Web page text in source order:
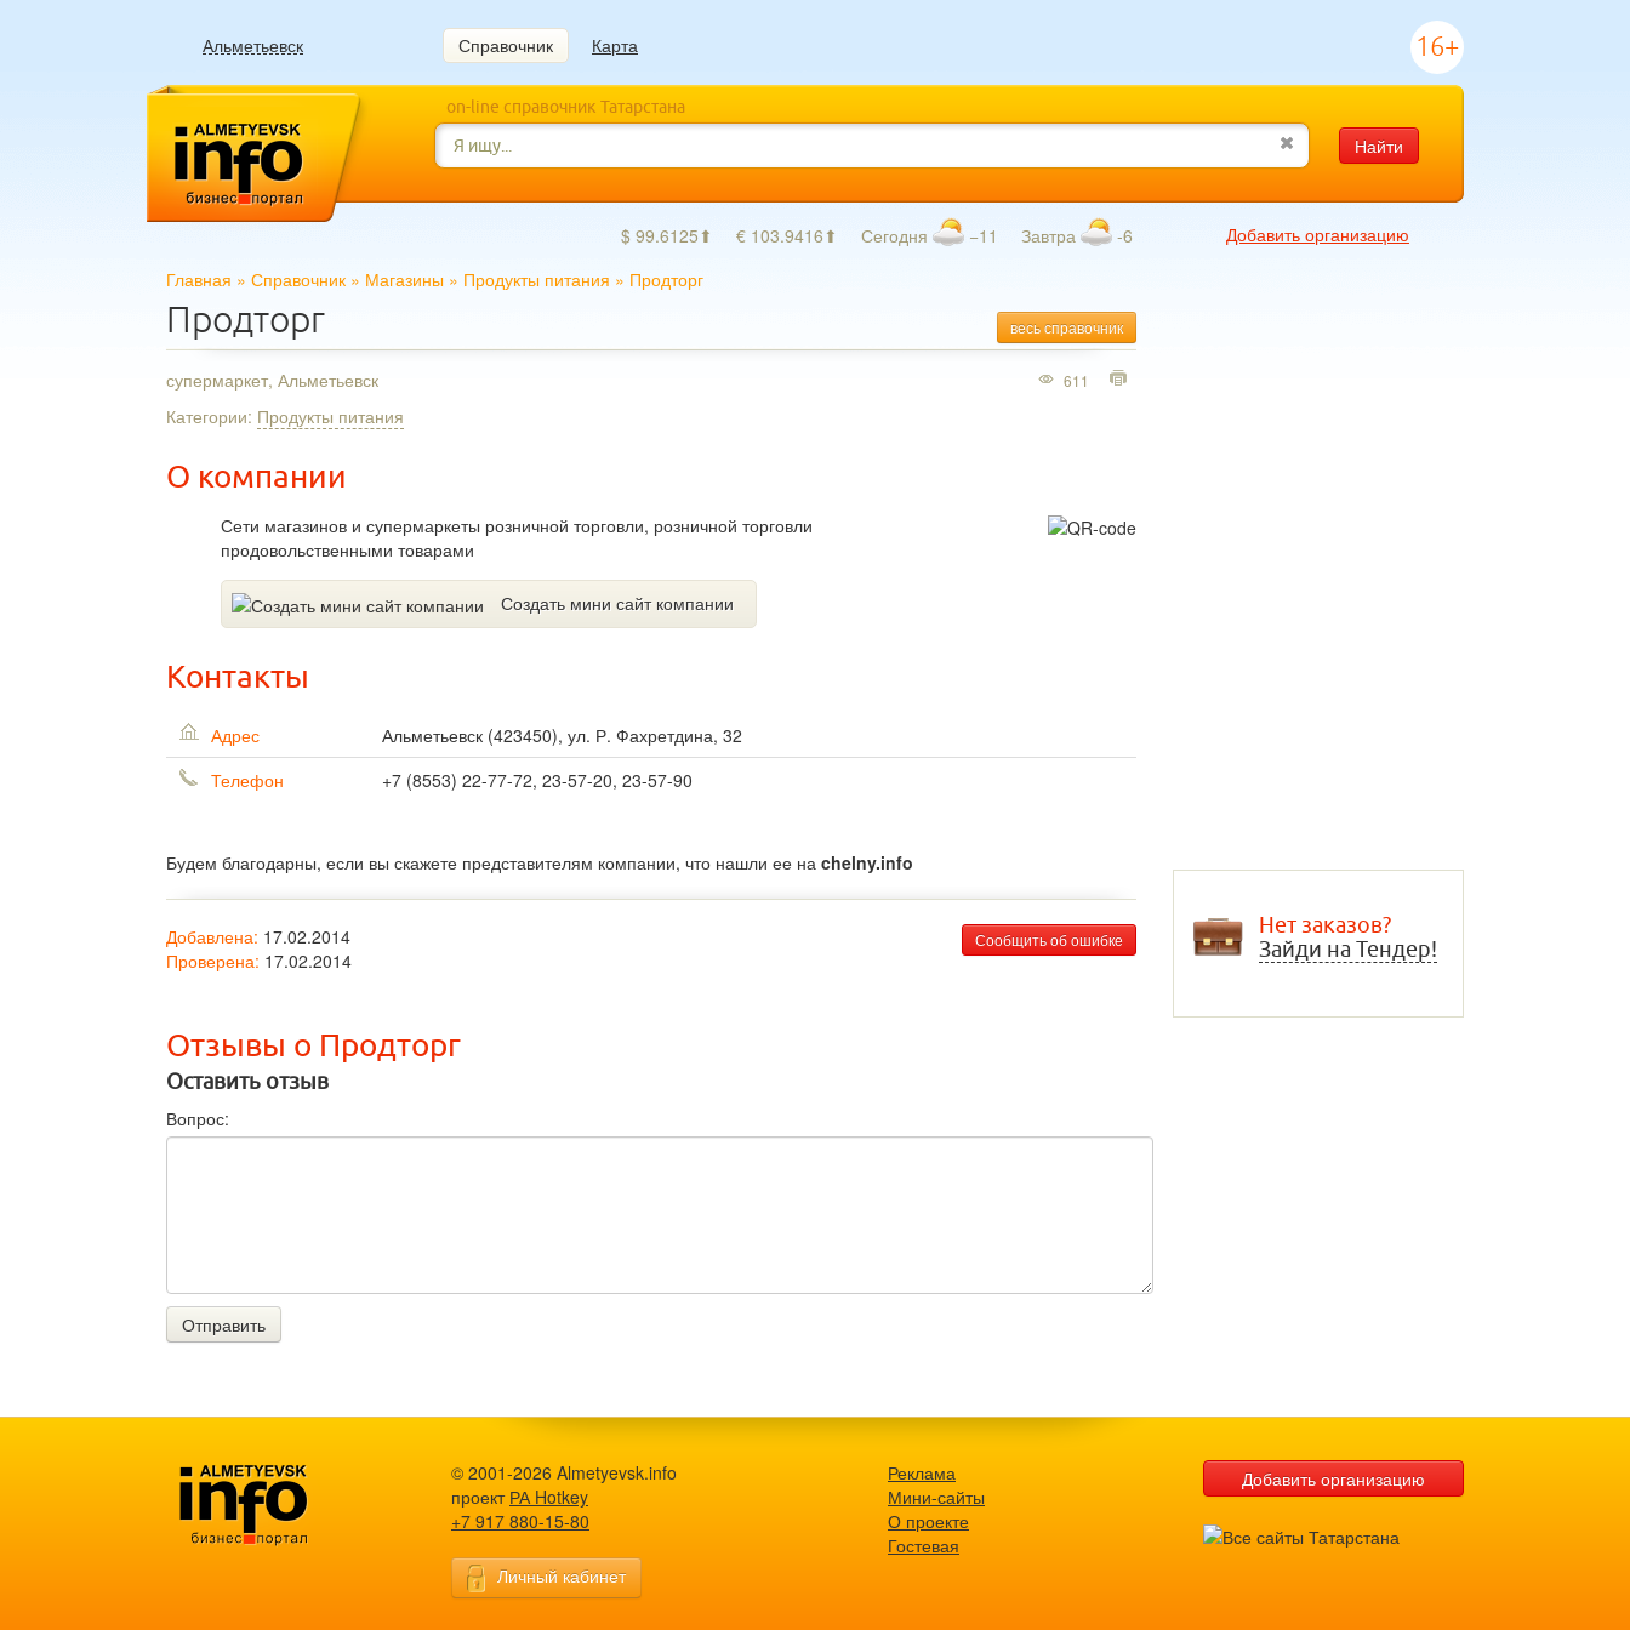
Альметьевск Справочник Карта 16+
on-line справочник Татарстана
Найти
$ 99.6125⬆ € 103.9416⬆ Сегодня −11 Завтра -6
Добавить организацию
Главная » Справочник » Магазины » Продукты питания » Продторг
весь справочник
Продторг
супермаркет, Альметьевск
Категории: Продукты питания
О компании
Сети магазинов и супермаркеты розничной торговли, розничной торговли
продовольственными товарами
Создать мини сайт компании
611
Контакты
Адрес Альметьевск (423450), ул. Р. Фахретдина, 32
Телефон
+7 (8553) 22-77-72, 23-57-20, 23-57-90
Будем благодарны, если вы скажете представителям компании, что нашли ее на chelny.info
Сообщить об ошибке
Добавлена: 17.02.2014
Проверена: 17.02.2014
Отзывы о Продторг
Оставить отзыв
Вопрос:
Отправить
Нет заказов?
Зайди на Тендер!
© 2001-2026 Almetyevsk.info
проект РА Hotkey
+7 917 880-15-80
Личный кабинет
Реклама
Мини-сайты
О проекте
Гостевая
Добавить организацию